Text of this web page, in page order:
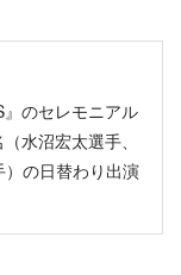
のセレモニアル
水沼宏太選手、
の日替わり出演